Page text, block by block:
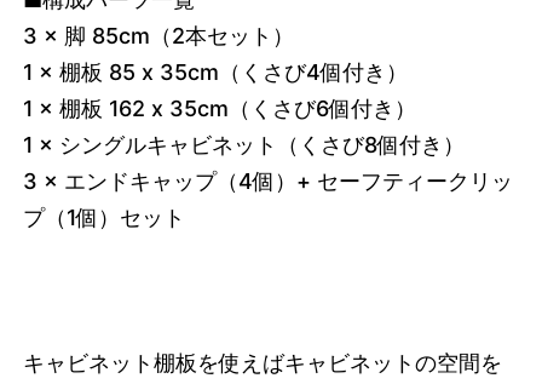
3 × 脚 85cm（2本セット）
1 × 棚板 85 x 35cm（くさび4個付き）
1 × 棚板 162 x 35cm（くさび6個付き）
1 × シングルキャビネット
（くさび8個付き）
3 × エンドキャップ（4個）+ セーフティークリッ
プ（1個）セット
キャビネット棚板を使えばキャビネットの空間を